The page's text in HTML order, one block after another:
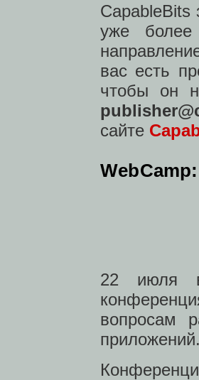
CapableBits
уже
вас есть
чтобы он
сайте
22 июля
вопросам